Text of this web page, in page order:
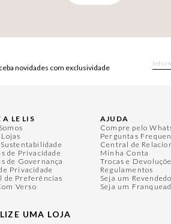
novidades com exclusividade
A LE LIS
de Privacidade
de Governança
Privacidade
de Preferências
Verso
UMA LOJA
AJUDA
Compre pelo
Perguntas
Central de
Minha Conta
Trocas e
Regulamentos
Seja um
Seja um